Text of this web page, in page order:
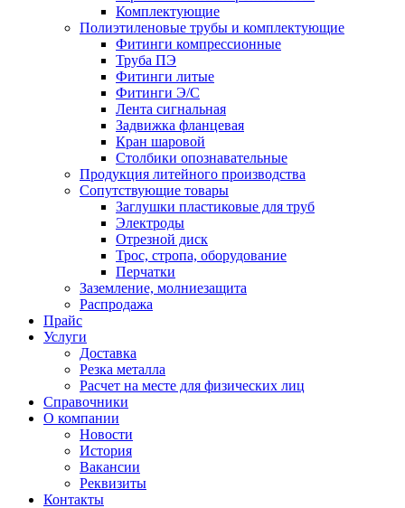
Комплектующие
Полиэтиленовые трубы и комплектующие
Фитинги компрессионные
Труба ПЭ
Фитинги литые
Фитинги Э/С
Лента сигнальная
Задвижка фланцевая
Кран шаровой
Столбики опознавательные
Продукция литейного производства
Сопутствующие товары
Заглушки пластиковые для труб
Электроды
Отрезной диск
Трос, стропа, оборудование
Перчатки
Заземление, молниезащита
Распродажа
Прайс
Услуги
Доставка
Резка металла
Расчет на месте для физических лиц
Справочники
О компании
Новости
История
Вакансии
Реквизиты
Контакты